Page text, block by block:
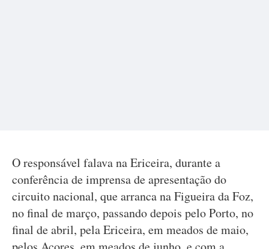
O responsável falava na Ericeira, durante a
conferência de imprensa de apresentação do
circuito nacional, que arranca na Figueira da Foz,
no final de março, passando depois pelo Porto, no
final de abril, pela Ericeira, em meados de maio,